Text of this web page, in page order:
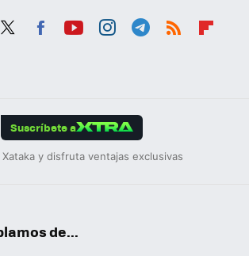
Suscríbete a
Xataka y disfruta ventajas exclusivas
de...